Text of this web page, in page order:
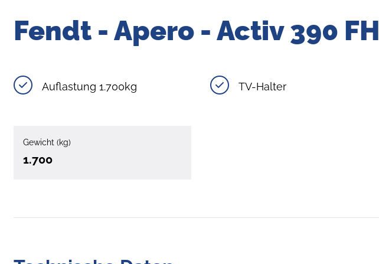
Fendt - Apero - Activ 390 FH
Auflastung 1.700kg TV-Halter
Gewicht (kg)
1.700